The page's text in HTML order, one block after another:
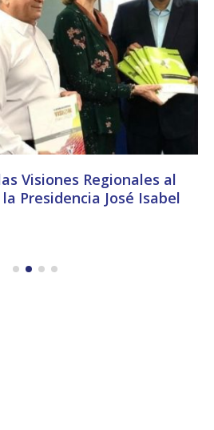
Visiones Regionales al
Presidencia José Isabel